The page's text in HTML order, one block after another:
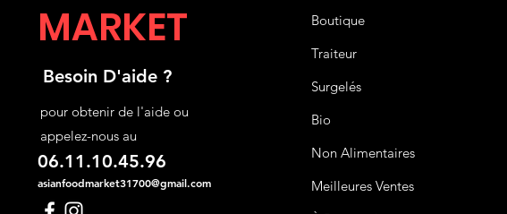
MARKET
Besoin D'aide ?
pour obtenir de l'aide ou
appelez-nous au
06.11.10.45.96
asianfoodmarket31700@gmail.com
Boutique
Traiteur
Surgelés
Bio
Non Alimentaires
Meilleures Ventes